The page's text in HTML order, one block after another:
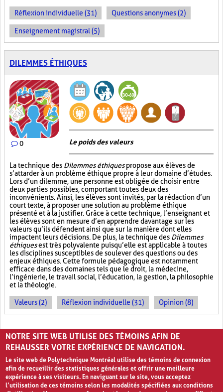
Réflexion individuelle (31) Questions anonymes (2)
Enseignement magistral (5)
DILEMMES ÉTHIQUES
0 Le poids des valeurs
La technique des Dilemmes éthiquespropose aux élèves de
s’attarder à un problème éthique propre à leur domaine d’études.
Lors d’un dilemme, une personne est obligée de choisir entre
deux parties possibles, comportant toutes deux des
inconvénients. Ainsi, les élèves sont invités, par la rédaction d’un
court texte, à proposer une solution au problème éthique
présenté et à la justifier. Grâce à cette technique, l’enseignant et
les élèves sont en mesure d’en apprendre davantage sur les
valeurs qu’ils défendent ainsi que sur la manière dont elles
impactent leurs décisions. De plus, la technique des Dilemmes
éthiquesest très polyvalente puisqu’elle est applicable à toutes
les disciplines susceptibles de soulever des questions ou des
enjeux éthiques. Cette formule pédagogique est notamment
efficace dans des domaines tels que le droit, la médecine,
l’ingénierie, le travail social, l’éducation, la gestion, la philosophie
et la théologie.
Valeurs (2) Réflexion individuelle (31) Opinion (8)
PAGES
1 2 › »
NOTRE SITE WEB UTILISE DES TÉMOINS AFIN DE
REHAUSSER VOTRE EXPÉRIENCE DE NAVIGATION.
Le site web de Polytechnique Montréal utilise des témoins de connexion
afin de recueillir des statistiques générales et offrir une meilleure
expérience à ses visiteurs. En naviguant sur le site, vous acceptez
l’utilisation de ces témoins selon les modalités spécifiées aux conditions